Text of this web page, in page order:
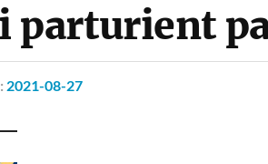
parturient
2021-08-27